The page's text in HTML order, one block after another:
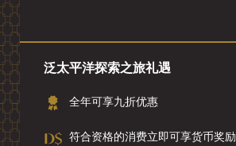
泛太平洋探索之旅礼遇
全年可享九折优惠
符合资格的消费立即可享货币奖励